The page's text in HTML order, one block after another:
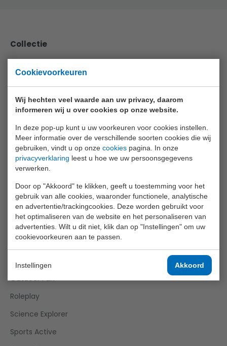
Cookievoorkeuren
Wij hechten veel waarde aan uw privacy, daarom
informeren wij u over cookies op onze website.
In deze pop-up kunt u uw voorkeuren voor cookies instellen.
Meer informatie over de verschillende soorten cookies die wij
gebruiken, vindt u op onze cookies pagina. In onze
privacyverklaring leest u hoe we uw persoonsgegevens
verwerken.
Door op "Akkoord" te klikken, geeft u toestemming voor het
gebruik van alle cookies, waaronder functionele, analytische
en advertentie/trackingcookies. Deze worden gebruikt voor
het optimaliseren van de website en het personaliseren van
advertenties. Wilt u dit niet, klik dan op "Instellingen" om uw
cookievoorkeuren aan te passen.
Instellingen Akkoord
Collectie
Baby Rose
Boys
Crea Kids
Funtoy
Games
Girls
Happy World
Joueco
Outdoor Fun
Roleplay
Science Explorer
Sports Active